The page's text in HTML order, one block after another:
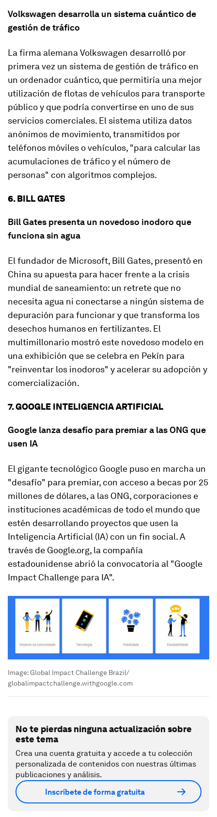
Volkswagen desarrolla un sistema cuántico de
gestión de tráfico
La firma alemana Volkswagen desarrolló por
primera vez un sistema de gestión de tráfico en
un ordenador cuántico, que permitiría una mejor
utilización de flotas de vehículos para transporte
público y que podría convertirse en uno de sus
servicios comerciales. El sistema utiliza datos
anónimos de movimiento, transmitidos por
teléfonos móviles o vehículos, "para calcular las
acumulaciones de tráfico y el número de
personas" con algoritmos complejos.
6. BILL GATES
Bill Gates presenta un novedoso inodoro que
funciona sin agua
El fundador de Microsoft, Bill Gates, presentó en
China su apuesta para hacer frente a la crisis
mundial de saneamiento: un retrete que no
necesita agua ni conectarse a ningún sistema de
depuración para funcionar y que transforma los
desechos humanos en fertilizantes. El
multimillonario mostró este novedoso modelo en
una exhibición que se celebra en Pekín para
"reinventar los inodoros" y acelerar su adopción y
comercialización.
7. GOOGLE INTELIGENCIA ARTIFICIAL
Google lanza desafío para premiar a las ONG que
usen IA
El gigante tecnológico Google puso en marcha un
"desafío" para premiar, con acceso a becas por 25
millones de dólares, a las ONG, corporaciones e
instituciones académicas de todo el mundo que
estén desarrollando proyectos que usen la
Inteligencia Artificial (IA) con un fin social. A
través de Google.org, la compañía
estadounidense abrió la convocatoria al "Google
Impact Challenge para IA".
Image:Global Impact Challenge Brazil/
globalimpactchallenge.withgoogle.com
No te pierdas ninguna actualización sobre
este tema
Crea una cuenta gratuita y accede a tu colección
personalizada de contenidos con nuestras últimas
publicaciones y análisis.
Inscríbete de forma gratuita